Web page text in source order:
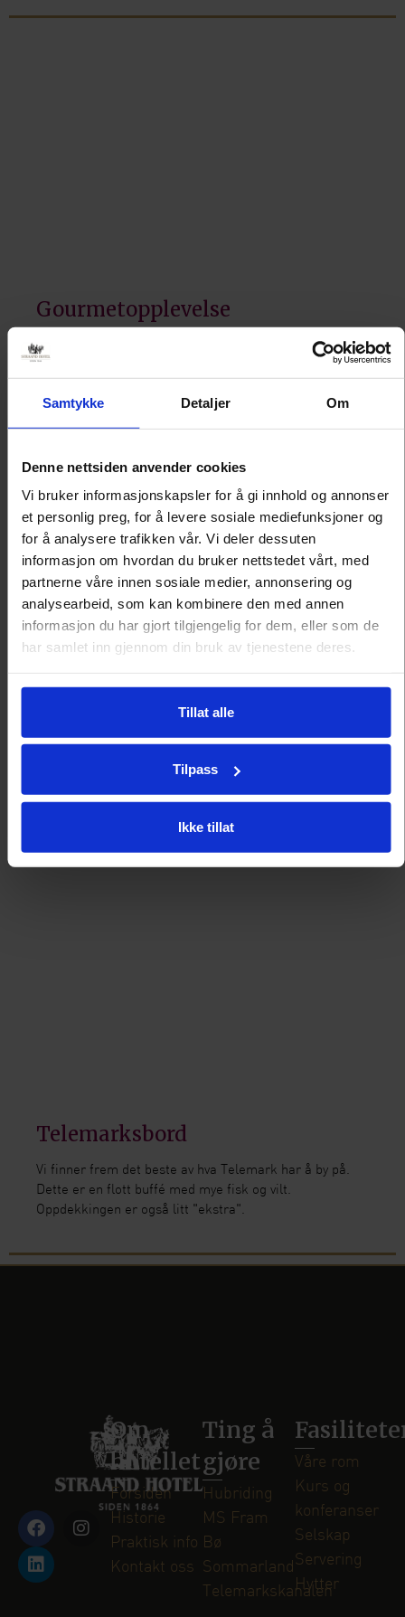
Samtykke Detaljer Om
Denne nettsiden anvender cookies
Vi bruker informasjonskapsler for å gi innhold og annonser
et personlig preg, for å levere sosiale mediefunksjoner og
for å analysere trafikken vår. Vi deler dessuten
informasjon om hvordan du bruker nettstedet vårt, med
partnerne våre innen sosiale medier, annonsering og
analysearbeid, som kan kombinere den med annen
informasjon du har gjort tilgjengelig for dem, eller som de
har samlet inn gjennom din bruk av tjenestene deres.
Tillat alle
Tilpass
Ikke tillat
Gourmetopplevelse
Vår kjøkkensjef setter sammen en uforglemmelig
femretters meny. Rettene varierer etter sesong, og vi
festmiddag. Menyene består av tre retter, men kan
utvides etter ønske.
Telemarksbord
Vi finner frem det beste av hva Telemark har å by på.
Dette er en flott buffé med mye fisk og vilt.
Oppdekkingen er også litt "ekstra".
Om
hotellet
Forsiden
Historie
Praktisk info
Kontakt oss
Ting å
gjøre
Hubriding
MS Fram
Bø
Sommarland
Telemarkskanalen
Våre rom
Kurs og
konferanser
Selskap
Servering
Hytter